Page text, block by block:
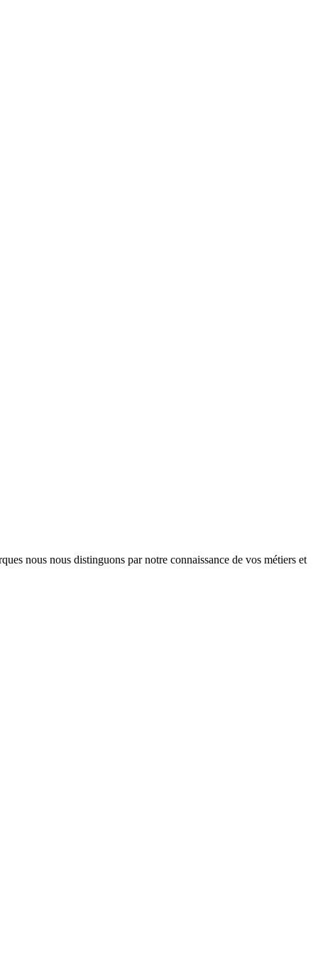
nous nous distinguons par notre connaissance de vos métiers et